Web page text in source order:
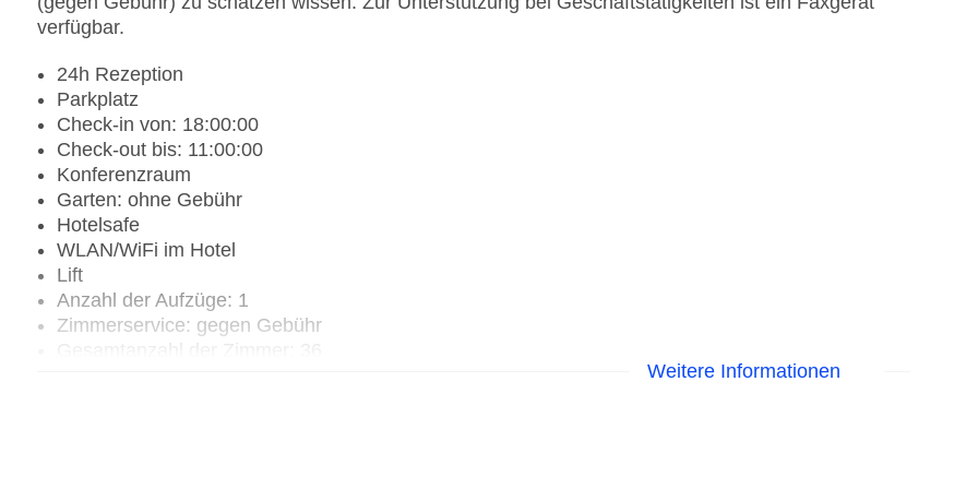
verfügbar.
24h Rezeption
Parkplatz
Check-in von: 18:00:00
Check-out bis: 11:00:00
Konferenzraum
Garten: ohne Gebühr
Hotelsafe
WLAN/WiFi im Hotel
Lift
Anzahl der Aufzüge: 1
Zimmerservice: gegen Gebühr
Weitere Informationen